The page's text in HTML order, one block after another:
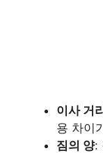
이사 거리
용 차이
짐의 양: